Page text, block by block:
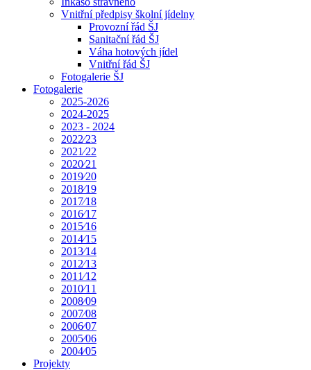
Vnitřní předpisy školní jídelny
Provozní řád ŠJ
Sanitační řád ŠJ
Váha hotových jídel
Vnitřní řád ŠJ
Fotogalerie ŠJ
Fotogalerie
2025-2026
2024-2025
2023 - 2024
2022⁄23
2021⁄22
2020⁄21
2019⁄20
2018⁄19
2017⁄18
2016⁄17
2015⁄16
2014⁄15
2013⁄14
2012⁄13
2011⁄12
2010⁄11
2008⁄09
2007⁄08
2006⁄07
2005⁄06
2004⁄05
Projekty